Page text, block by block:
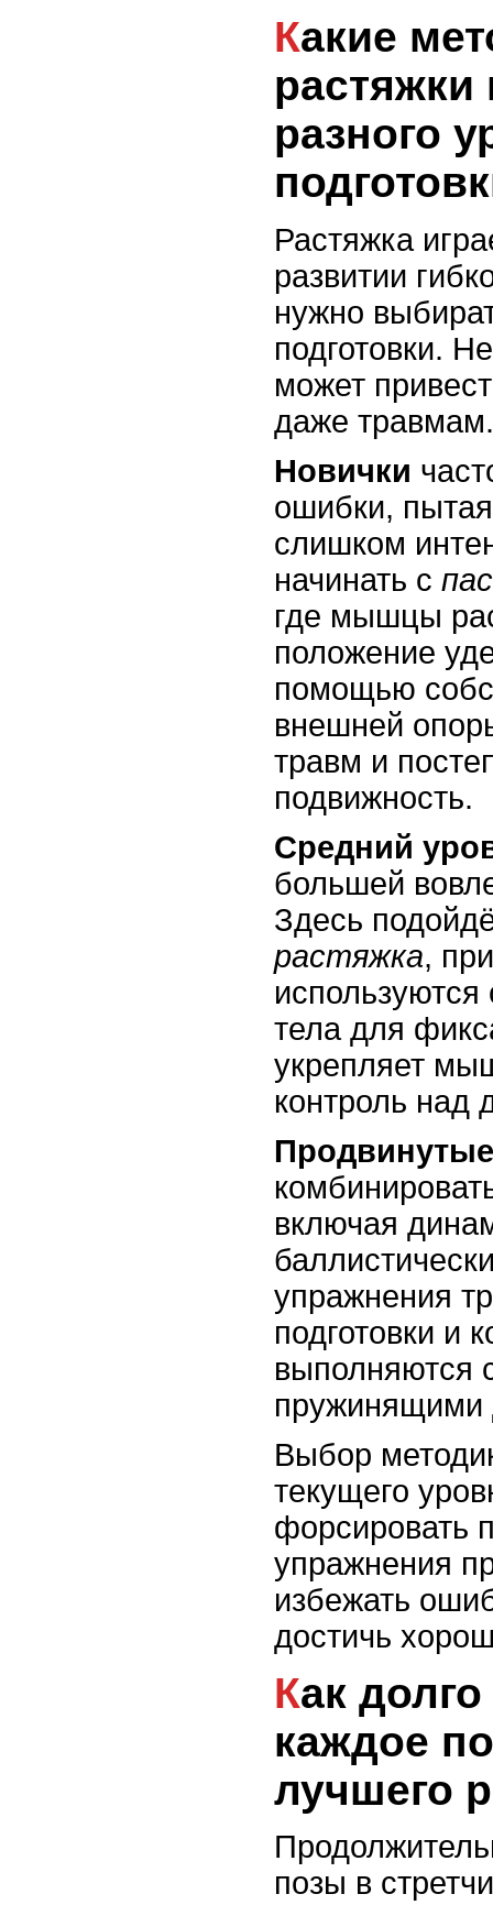
Какие методики
растяжки
разного
Растяжка
развитии
нужно
подготовки.
может
даже травмам.
Новички
ошибки,
слишком
начинать с
где мышцы
положение
помощью
внешней
травм и
подвижность.
Средний
большей
Здесь
растяжка,
используются
тела для
укрепляет
контроль над
Продвинутые
включая
упражнения
подготовки и
выполняются
пружинящими
Выбор
текущего
форсировать
упражнения
избежать
достичь
Как долго удерживать
каждое
лучшего
позы в